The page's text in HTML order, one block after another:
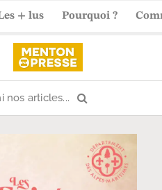
+ lus Pourquoi ?